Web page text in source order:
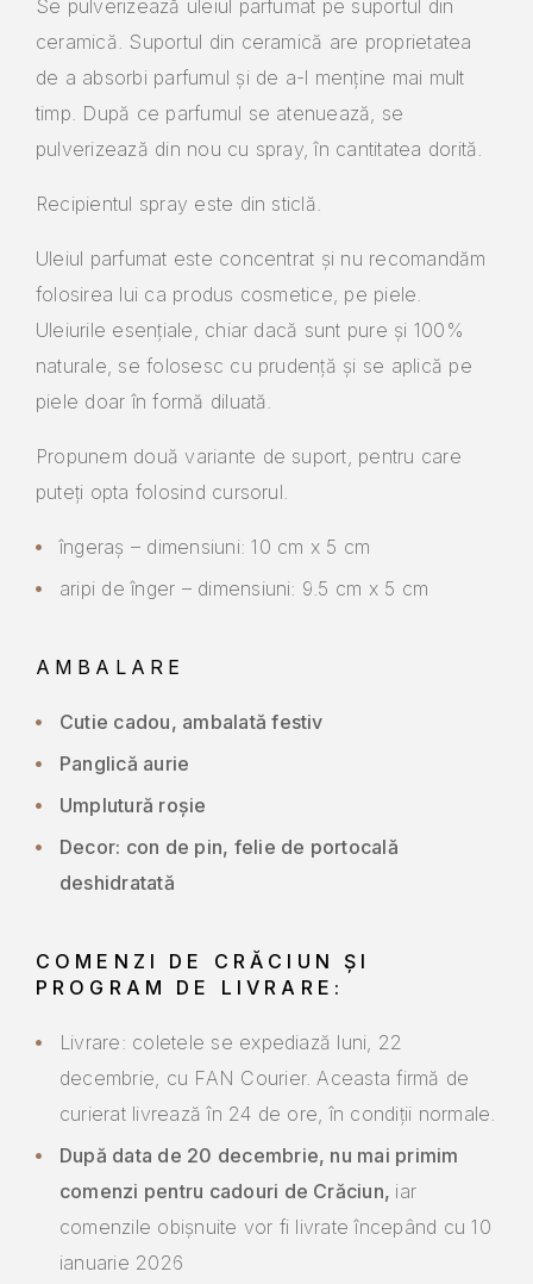
Se pulverizează uleiul parfumat pe suportul din
ceramică. Suportul din ceramică are proprietatea
de a absorbi parfumul și de a-l menține mai mult
timp. După ce parfumul se atenuează, se
pulverizează din nou cu spray, în cantitatea dorită.
Recipientul spray este din sticlă.
Uleiul parfumat este concentrat și nu recomandăm
folosirea lui ca produs cosmetice, pe piele.
Uleiurile esențiale, chiar dacă sunt pure și 100%
naturale, se folosesc cu prudență și se aplică pe
piele doar în formă diluată.
Propunem două variante de suport, pentru care
puteți opta folosind cursorul.
îngeraș – dimensiuni: 10 cm x 5 cm
aripi de înger – dimensiuni: 9.5 cm x 5 cm
AMBALARE
Cutie cadou, ambalată festiv
Panglică aurie
Umplutură roșie
Decor: con de pin, felie de portocală
deshidratată
COMENZI DE CRĂCIUN ȘI
PROGRAM DE LIVRARE:
Livrare: coletele se expediază luni, 22
decembrie, cu FAN Courier. Aceasta firmă de
curierat livrează în 24 de ore, în condiții normale.
După data de 20 decembrie, nu mai primim
comenzi pentru cadouri de Crăciun, iar
comenzile obișnuite vor fi livrate începând cu 10
ianuarie 2026